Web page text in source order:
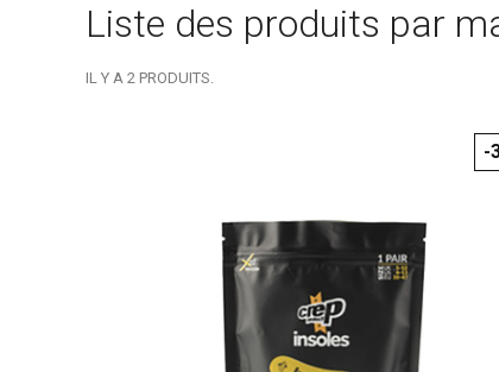
Liste des produits par
IL Y A 2 PRODUITS.
-